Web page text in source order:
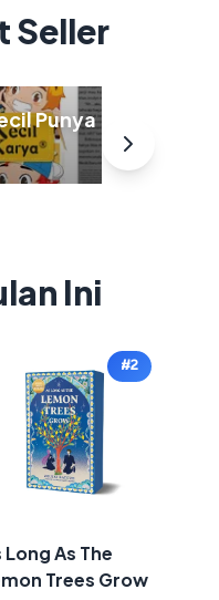
Seller
Punya
Ini
#2
Long As The
Trees Grow